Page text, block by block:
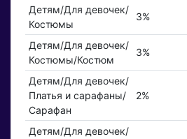
Детям/Для девочек/
Костюмы
3%
Детям/Для девочек/
Костюмы/Костюм
3%
Детям/Для девочек/
Платья и сарафаны/
Сарафан
2%
Детям/Для девочек/